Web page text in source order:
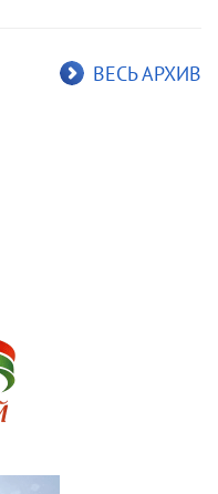
ВЕСЬ АРХИВ